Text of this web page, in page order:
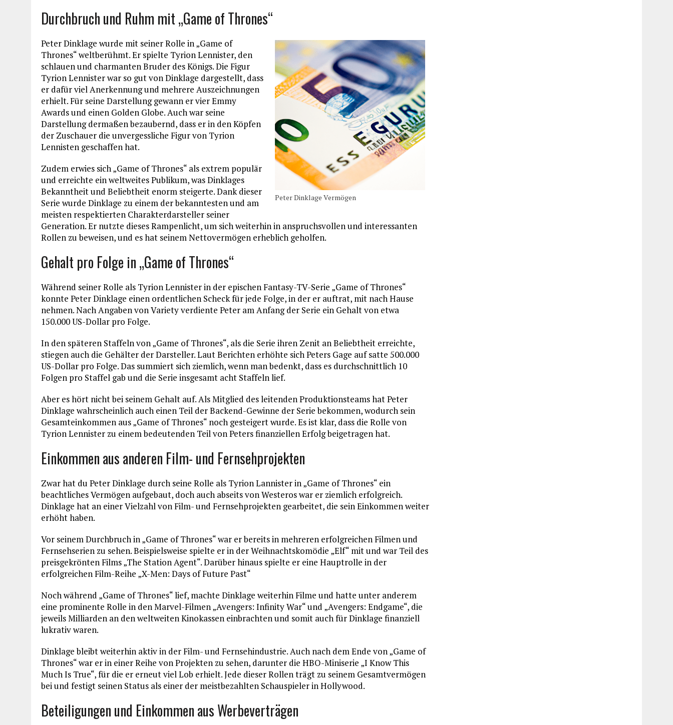
Durchbruch und Ruhm mit „Game of Thrones“
Peter Dinklage Vermögen
Peter Dinklage wurde mit seiner Rolle in „Game of
Thrones“ weltberühmt. Er spielte Tyrion Lennister, den
schlauen und charmanten Bruder des Königs. Die Figur
Tyrion Lennister war so gut von Dinklage dargestellt, dass
er dafür viel Anerkennung und mehrere Auszeichnungen
erhielt. Für seine Darstellung gewann er vier Emmy
Awards und einen Golden Globe. Auch war seine
Darstellung dermaßen bezaubernd, dass er in den Köpfen
der Zuschauer die unvergessliche Figur von Tyrion
Lennisten geschaffen hat.
Zudem erwies sich „Game of Thrones“ als extrem populär
und erreichte ein weltweites Publikum, was Dinklages
Bekanntheit und Beliebtheit enorm steigerte. Dank dieser
Serie wurde Dinklage zu einem der bekanntesten und am
meisten respektierten Charakterdarsteller seiner
Generation. Er nutzte dieses Rampenlicht, um sich weiterhin in anspruchsvollen und interessanten
Rollen zu beweisen, und es hat seinem Nettovermögen erheblich geholfen.
Gehalt pro Folge in „Game of Thrones“
Während seiner Rolle als Tyrion Lennister in der epischen Fantasy-TV-Serie „Game of Thrones“
konnte Peter Dinklage einen ordentlichen Scheck für jede Folge, in der er auftrat, mit nach Hause
nehmen. Nach Angaben von Variety verdiente Peter am Anfang der Serie ein Gehalt von etwa
150.000 US-Dollar pro Folge.
In den späteren Staffeln von „Game of Thrones“, als die Serie ihren Zenit an Beliebtheit erreichte,
stiegen auch die Gehälter der Darsteller. Laut Berichten erhöhte sich Peters Gage auf satte 500.000
US-Dollar pro Folge. Das summiert sich ziemlich, wenn man bedenkt, dass es durchschnittlich 10
Folgen pro Staffel gab und die Serie insgesamt acht Staffeln lief.
Aber es hört nicht bei seinem Gehalt auf. Als Mitglied des leitenden Produktionsteams hat Peter
Dinklage wahrscheinlich auch einen Teil der Backend-Gewinne der Serie bekommen, wodurch sein
Gesamteinkommen aus „Game of Thrones“ noch gesteigert wurde. Es ist klar, dass die Rolle von
Tyrion Lennister zu einem bedeutenden Teil von Peters finanziellen Erfolg beigetragen hat.
Einkommen aus anderen Film- und Fernsehprojekten
Zwar hat du Peter Dinklage durch seine Rolle als Tyrion Lannister in „Game of Thrones“ ein
beachtliches Vermögen aufgebaut, doch auch abseits von Westeros war er ziemlich erfolgreich.
Dinklage hat an einer Vielzahl von Film- und Fernsehprojekten gearbeitet, die sein Einkommen weiter
erhöht haben.
Vor seinem Durchbruch in „Game of Thrones“ war er bereits in mehreren erfolgreichen Filmen und
Fernsehserien zu sehen. Beispielsweise spielte er in der Weihnachtskomödie „Elf“ mit und war Teil des
preisgekrönten Films „The Station Agent“. Darüber hinaus spielte er eine Hauptrolle in der
erfolgreichen Film-Reihe „X-Men: Days of Future Past“
Noch während „Game of Thrones“ lief, machte Dinklage weiterhin Filme und hatte unter anderem
eine prominente Rolle in den Marvel-Filmen „Avengers: Infinity War“ und „Avengers: Endgame“, die
jeweils Milliarden an den weltweiten Kinokassen einbrachten und somit auch für Dinklage finanziell
lukrativ waren.
Dinklage bleibt weiterhin aktiv in der Film- und Fernsehindustrie. Auch nach dem Ende von „Game of
Thrones“ war er in einer Reihe von Projekten zu sehen, darunter die HBO-Miniserie „I Know This
Much Is True“, für die er erneut viel Lob erhielt. Jede dieser Rollen trägt zu seinem Gesamtvermögen
bei und festigt seinen Status als einer der meistbezahlten Schauspieler in Hollywood.
Beteiligungen und Einkommen aus Werbeverträgen